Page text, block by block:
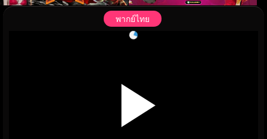
พากย์ไทย